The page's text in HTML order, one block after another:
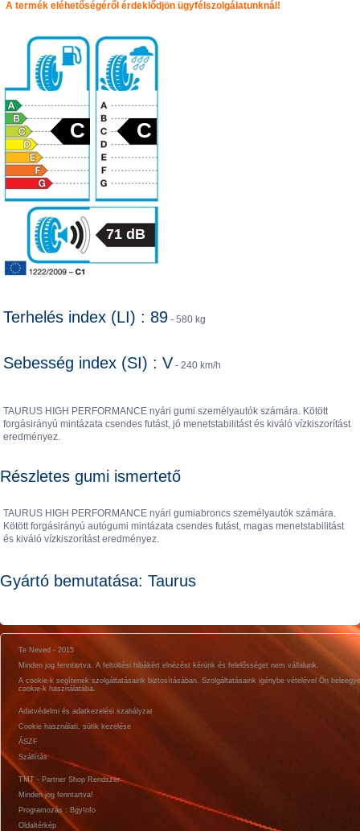
A termék eléhetőségéről érdeklődjön ügyfélszolgálatunknál!
C C
71 dB
Terhelés index (LI) : 89 - 580 kg
Sebesség index (SI) : V - 240 km/h
TAURUS HIGH PERFORMANCE nyári gumi személyautók számára. Kötött
forgásirányú mintázata csendes futást, jó menetstabilitást és kiváló vízkiszorítást
eredményez.
Részletes gumi ismertető
TAURUS HIGH PERFORMANCE nyári gumiabroncs személyautók számára.
Kötött forgásirányú autógumi mintázata csendes futást, magas menetstabilitást
és kiváló vízkiszorítást eredményez.
Gyártó bemutatása: Taurus
Te Neved - 2015
Minden jog fenntartva. A feltöltési hibákért elnézést kérünk és felelősséget nem vállalunk.
A cookie-k segítenek szolgáltatásaink biztosításában. Szolgáltatásaink igénybe vételével Ön
cookie-k használatába.
Adatvédelmi és adatkezelési szabályzat
Cookie használati, sütik kezelése
ÁSZF
Szállítás
TMT - Partner Shop Rendszer
Minden jog fenntartva!
Programozás : BgyInfo
Oldaltérkép